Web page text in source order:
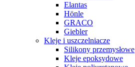
Elantas
Hönle
GRACO
Giebler
Kleje i uszczelniacze
Silikony przemysłowe
Kleje epoksydowe